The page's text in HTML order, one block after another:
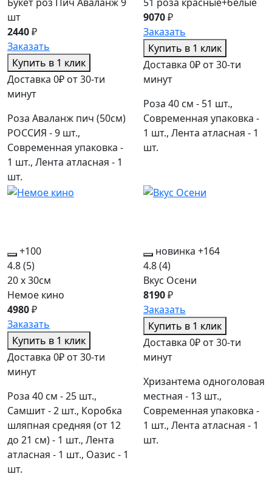
Букет роз Пич Аваланж 9
шт
2440₽
Заказать
Купить в 1 клик
Доставка 0₽ от 30-ти
минут
Роза Аваланж пич (50см)
РОССИЯ - 9 шт.,
Современная упаковка -
1 шт., Лента атласная - 1
шт.
51 роза красные+белые
9070₽
Заказать
Купить в 1 клик
Доставка 0₽ от 30-ти
минут
Роза 40 см - 51 шт.,
Современная упаковка -
1 шт., Лента атласная - 1
шт.
+100
4.8(5)
20 x 30см
Немое кино
4980₽
Заказать
Купить в 1 клик
Доставка 0₽ от 30-ти
минут
Роза 40 см - 25 шт.,
Самшит - 2 шт., Коробка
шляпная средняя (от 12
до 21 см) - 1 шт., Лента
атласная - 1 шт., Оазис - 1
шт.
новинка +164
4.8(4)
Вкус Осени
8190₽
Заказать
Купить в 1 клик
Доставка 0₽ от 30-ти
минут
Хризантема одноголовая
местная - 13 шт.,
Современная упаковка -
1 шт., Лента атласная - 1
шт.